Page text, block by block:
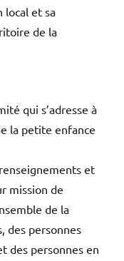
local et sa
de la
qui s’adresse à
la petite enfance
et
mission de
de la
des personnes
des personnes en